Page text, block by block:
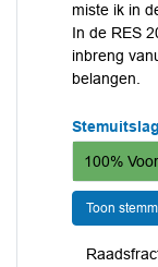
miste ik in
In de RES
inbreng
belangen.
Stemuitslag
100% Voor
Toon